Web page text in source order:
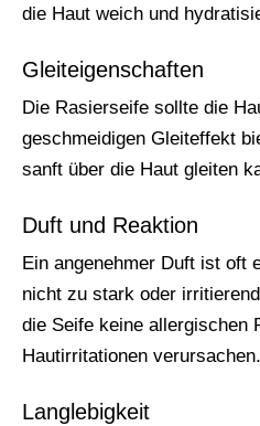
die Haut weich und
Gleiteigenschaften
Die Rasierseife sollte die
geschmeidigen Gleiteffekt
sanft über die Haut gleiten
Duft und Reaktion
Ein angenehmer Duft ist oft
nicht zu stark oder
die Seife keine allergischen
Hautirritationen verursachen.
Langlebigkeit